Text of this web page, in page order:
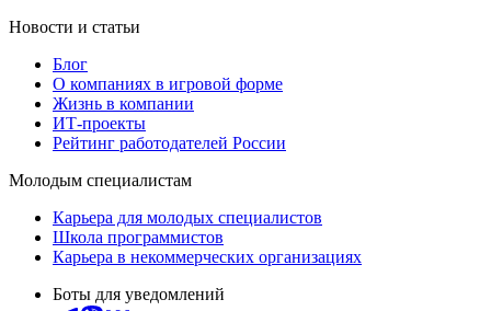
Новости и статьи
Блог
О компаниях в игровой форме
Жизнь в компании
ИТ-проекты
Рейтинг работодателей России
Молодым специалистам
Карьера для молодых специалистов
Школа программистов
Карьера в некоммерческих организациях
Боты для уведомлений